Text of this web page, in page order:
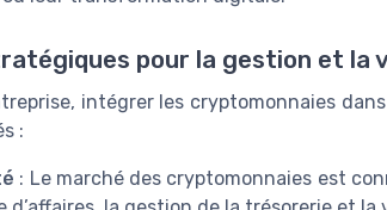
pour la gestion et la
intégrer les cryptomonnaies
:
: Le marché des cryptomonnaies est